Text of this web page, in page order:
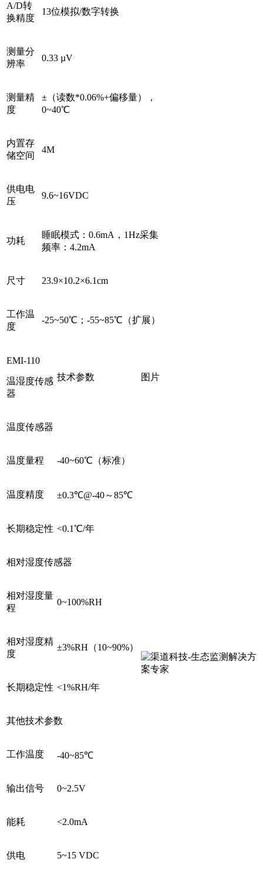
A/D转
换精度
13位模拟/数字转换
测量分
辨率
0.33 µV
测量精
度
±（读数*0.06%+偏移量），
0~40℃
内置存
储空间
4M
供电电
压
9.6~16VDC
功耗
睡眠模式：0.6mA，1Hz采集
频率：4.2mA
尺寸 23.9×10.2×6.1cm
工作温
度
-25~50℃；-55~85℃（扩展）
EMI-110
温湿度传感
器
技术参数 图片
温度传感器
温度量程 -40~60℃（标准）
温度精度 ±0.3℃@-40～85℃
长期稳定性 <0.1℃/年
相对湿度传感器
相对湿度量
程
0~100%RH
相对湿度精
度
±3%RH（10~90%）
长期稳定性 <1%RH/年
其他技术参数
工作温度 -40~85℃
输出信号 0~2.5V
能耗 <2.0mA
供电 5~15 VDC